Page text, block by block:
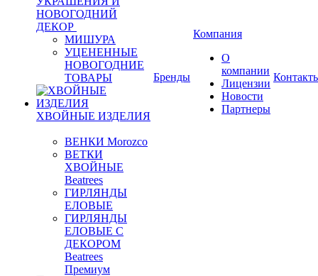
НОВОГОДНИЙ
ДЕКОР
МИШУРА
УЦЕНЕННЫЕ
НОВОГОДНИЕ
ТОВАРЫ
ХВОЙНЫЕ ИЗДЕЛИЯ
ВЕНКИ Morozco
ВЕТКИ
ХВОЙНЫЕ
Beatrees
ГИРЛЯНДЫ
ЕЛОВЫЕ
ГИРЛЯНДЫ
ЕЛОВЫЕ С
ДЕКОРОМ
Beatrees
Премиум
Бренды
Компания
О
компании
Лицензии
Новости
Партнеры